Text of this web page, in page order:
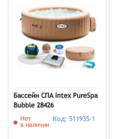
Бассейн СПА Intex PureSpa
Bubble 28426
Нет
в наличии
Код: 511935-1